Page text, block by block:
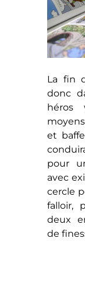
La fin
donc
héros
et
pour
avec
cercle
falloir,
deux
de